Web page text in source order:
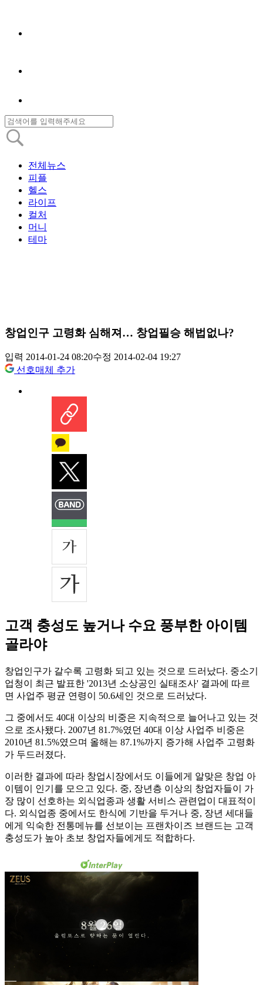
전체뉴스
피플
헬스
라이프
컬처
머니
테마
창업인구 고령화 심해져… 창업필승 해법없나?
입력 2014-01-24 08:20수정 2014-02-04 19:27
선호매체 추가
고객 충성도 높거나 수요 풍부한 아이템
골라야
창업인구가 갈수록 고령화 되고 있는 것으로 드러났다. 중소기
업청이 최근 발표한 '2013년 소상공인 실태조사' 결과에 따르
면 사업주 평균 연령이 50.6세인 것으로 드러났다.
그 중에서도 40대 이상의 비중은 지속적으로 늘어나고 있는 것
으로 조사됐다. 2007년 81.7%였던 40대 이상 사업주 비중은
2010년 81.5%였으며 올해는 87.1%까지 증가해 사업주 고령화
가 두드러졌다.
이러한 결과에 따라 창업시장에서도 이들에게 알맞은 창업 아
이템이 인기를 모으고 있다. 중, 장년층 이상의 창업자들이 가
장 많이 선호하는 외식업종과 생활 서비스 관련업이 대표적이
다. 외식업종 중에서도 한식에 기반을 두거나 중, 장년 세대들
에게 익숙한 전통메뉴를 선보이는 프랜차이즈 브랜드는 고객
충성도가 높아 초보 창업자들에게도 적합하다.